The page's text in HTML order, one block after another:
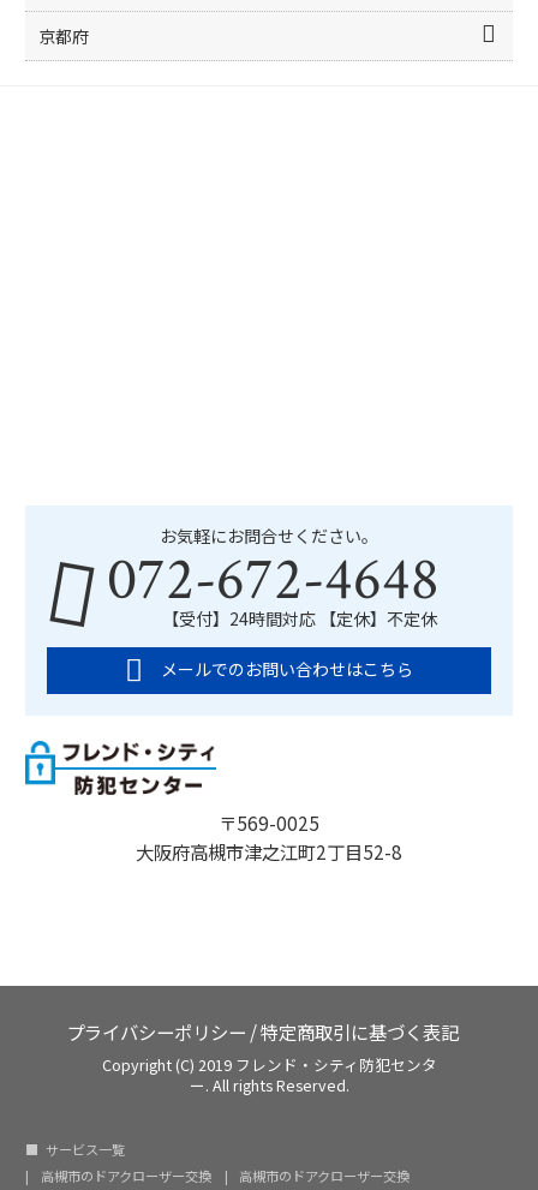
京都府
〒569-0025
大阪府高槻市津之江町2丁目52-8
お気軽にお問合せください。
072-672-4648
【受付】24時間対応 【定休】不定休
メールでのお問い合わせはこちら
プライバシーポリシー /特定商取引に基づく表記
Copyright (C) 2019 フレンド・シティ防犯センタ
ー. All rights Reserved.
サービス一覧
高槻市のドアクローザー交換
高槻市のドアクローザー交換